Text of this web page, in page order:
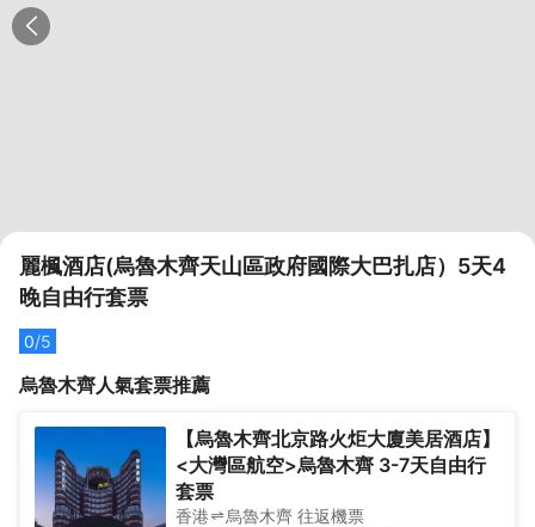
麗楓酒店(烏魯木齊天山區政府國際大巴扎店）5天4
晚自由行套票
0/5
烏魯木齊人氣套票推薦
【烏魯木齊北京路火炬大廈美居酒店】
<大灣區航空>烏魯木齊 3-7天自由行
套票
香港 烏魯木齊 往返機票